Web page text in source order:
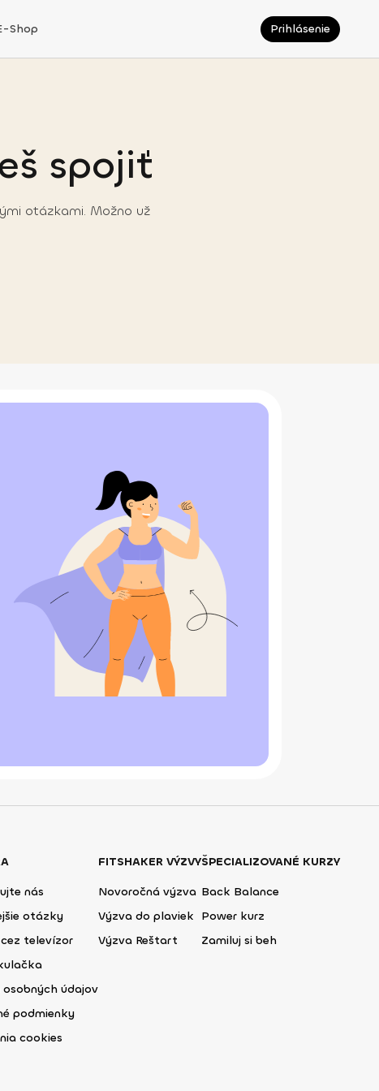
Shop Prihlásenie
spojiť
otázkami. Možno už
nás
otázky
televízor
osobných údajov
podmienky
cookies
FITSHAKER VÝZVY
Novoročná výzva
Výzva do plaviek
Výzva Reštart
ŠPECIALIZOVANÉ KURZY
Back Balance
Power kurz
Zamiluj si beh